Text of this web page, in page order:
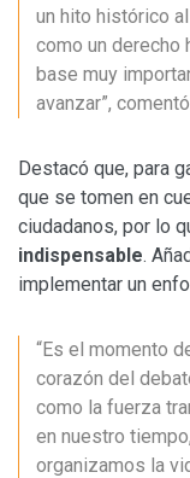
un hito histórico
como un derecho
base muy
avanzar”, comentó.
Destacó que, para
que se tomen en
ciudadanos, por lo
indispensable.
implementar un
“Es el momento
corazón del
como la fuerza
en nuestro
organizamos la